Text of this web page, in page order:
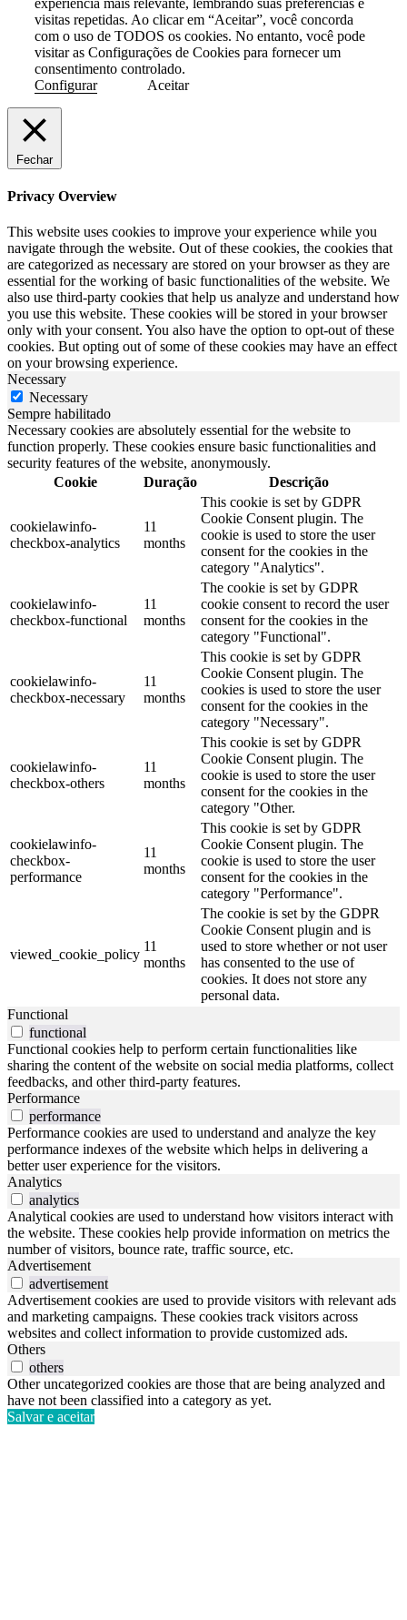
experiência mais relevante, lembrando suas preferências e
visitas repetidas. Ao clicar em “Aceitar”, você concorda
com o uso de TODOS os cookies. No entanto, você pode
visitar as Configurações de Cookies para fornecer um
consentimento controlado.
Configurar
Aceitar
Fechar
Privacy Overview
This website uses cookies to improve your experience while you
navigate through the website. Out of these cookies, the cookies that
are categorized as necessary are stored on your browser as they are
essential for the working of basic functionalities of the website. We
also use third-party cookies that help us analyze and understand how
you use this website. These cookies will be stored in your browser
only with your consent. You also have the option to opt-out of these
cookies. But opting out of some of these cookies may have an effect
on your browsing experience.
Necessary
Necessary
Sempre habilitado
Necessary cookies are absolutely essential for the website to
function properly. These cookies ensure basic functionalities and
security features of the website, anonymously.
Cookie
Duração Descrição
cookielawinfo-
checkbox-analytics
11
months
This cookie is set by GDPR
Cookie Consent plugin. The
cookie is used to store the user
consent for the cookies in the
category "Analytics".
cookielawinfo-
checkbox-functional
11
months
The cookie is set by GDPR
cookie consent to record the user
consent for the cookies in the
category "Functional".
cookielawinfo-
checkbox-necessary
11
months
This cookie is set by GDPR
Cookie Consent plugin. The
cookies is used to store the user
consent for the cookies in the
category "Necessary".
cookielawinfo-
checkbox-others
11
months
This cookie is set by GDPR
Cookie Consent plugin. The
cookie is used to store the user
consent for the cookies in the
category "Other.
cookielawinfo-
checkbox-
performance
11
months
This cookie is set by GDPR
Cookie Consent plugin. The
cookie is used to store the user
consent for the cookies in the
category "Performance".
viewed_cookie_policy
11
months
The cookie is set by the GDPR
Cookie Consent plugin and is
used to store whether or not user
has consented to the use of
cookies. It does not store any
personal data.
Functional
functional
Functional cookies help to perform certain functionalities like
sharing the content of the website on social media platforms, collect
feedbacks, and other third-party features.
Performance
performance
Performance cookies are used to understand and analyze the key
performance indexes of the website which helps in delivering a
better user experience for the visitors.
Analytics
analytics
Analytical cookies are used to understand how visitors interact with
the website. These cookies help provide information on metrics the
number of visitors, bounce rate, traffic source, etc.
Advertisement
advertisement
Advertisement cookies are used to provide visitors with relevant ads
and marketing campaigns. These cookies track visitors across
websites and collect information to provide customized ads.
Others
others
Other uncategorized cookies are those that are being analyzed and
have not been classified into a category as yet.
Salvar e aceitar